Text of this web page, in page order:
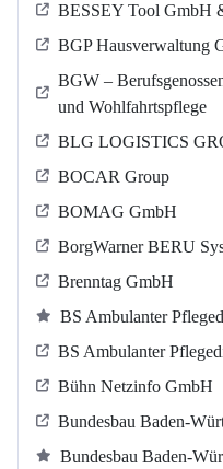
BESSEY Tool GmbH
BGP Hausverwaltung
BGW –
und Wohlfahrtspflege
BLG LOGISTICS
BOCAR Group
BOMAG GmbH
BorgWarner BERU
Brenntag GmbH
BS Ambulanter
BS Ambulanter
Bühn Netzinfo GmbH
Bundesbau Baden-
Bundesbau Baden-